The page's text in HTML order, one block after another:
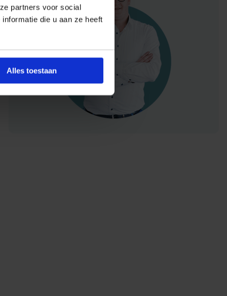
partners voor social
die u aan ze heeft
Alles toestaan